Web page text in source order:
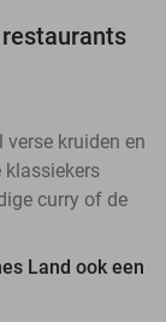
kruiden en
klassiekers
curry of de
Land ook een